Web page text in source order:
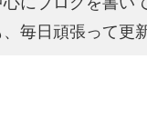
毎日頑張って更